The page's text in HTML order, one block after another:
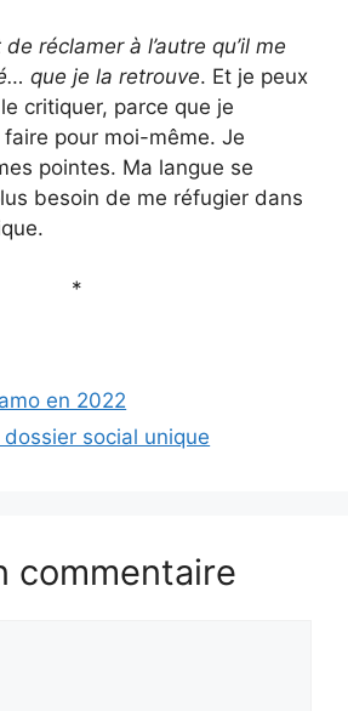
réclamer à l’autre qu’il me
que je la retrouve. Et je peux
critiquer, parce que je
faire pour moi-même. Je
pointes. Ma langue se
besoin de me réfugier dans
*
en 2022
dossier social unique
commentaire